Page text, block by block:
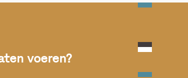
voeren?